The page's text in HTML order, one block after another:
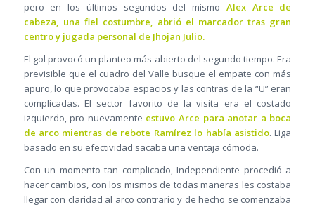
pero en los últimos segundos del mismo Alex Arce de
cabeza, una fiel costumbre, abrió el marcador tras gran
centro y jugada personal de Jhojan Julio.
El gol provocó un planteo más abierto del segundo tiempo. Era
previsible que el cuadro del Valle busque el empate con más
apuro, lo que provocaba espacios y las contras de la “U” eran
complicadas. El sector favorito de la visita era el costado
izquierdo, pro nuevamente estuvo Arce para anotar a boca
de arco mientras de rebote Ramírez lo había asistido. Liga
basado en su efectividad sacaba una ventaja cómoda.
Con un momento tan complicado, Independiente procedió a
hacer cambios, con los mismos de todas maneras les costaba
llegar con claridad al arco contrario y de hecho se comenzaba